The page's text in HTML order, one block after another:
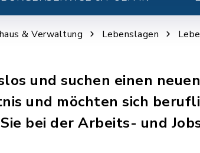
& Verwaltung Lebenslagen
und suchen einen
und möchten sich
bei der Arbeits- und